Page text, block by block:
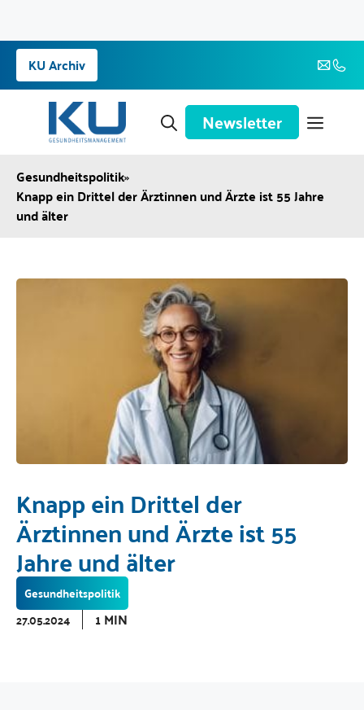
Zum
Inhalt
springen
KU Archiv
Newsletter
Gesundheitspolitik»
Knapp ein Drittel der Ärztinnen und Ärzte ist 55 Jahre
und älter
Knapp ein Drittel der
Ärztinnen und Ärzte ist 55
Jahre und älter
Gesundheitspolitik
27.05.2024
1 MIN